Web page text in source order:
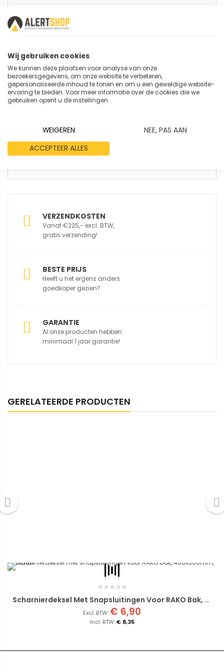
Review
REVIEW VERSTUREN
VERZENDKOSTEN
Vanaf €225,- excl. BTW,
gratis verzending!
BESTE PRIJS
Heeft u het ergens anders
goedkoper gezien?
GARANTIE
Al onze producten hebben
minimaal 1 jaar garantie!
GERELATEERDE PRODUCTEN
Scharnierdeksel Met Snapsluitingen Voor RAKO Bak, 400x300mm, Blauw
€ 8,35
€ 6,90
Wij gebruiken cookies
We kunnen deze plaatsen voor analyse van onze
bezoekersgegevens, om onze website te verbeteren,
gepersonaliseerde inhoud te tonen en om u een geweldige website-
ervaring te bieden. Voor meer informatie over de cookies die we
gebruiken opent u de instellingen.
WEIGEREN
NEE, PAS AAN
ACCEPTEER ALLES